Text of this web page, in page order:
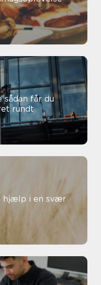
rundt